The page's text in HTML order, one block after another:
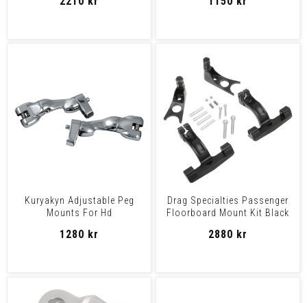
Kuryakyn Adjustable Peg
Mounts For Hd
1280 kr
Drag Specialties Passenger
Floorboard Mount Kit Black
2880 kr